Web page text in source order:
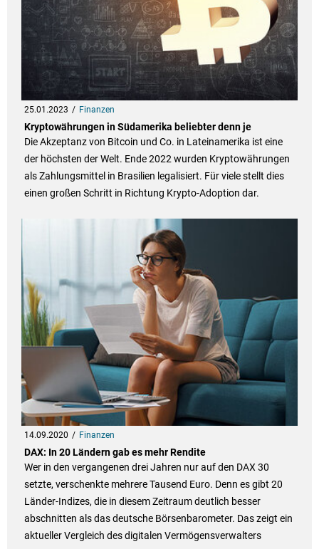
25.01.2023 Finanzen
Kryptowährungen in Südamerika beliebter denn je
Die Akzeptanz von Bitcoin und Co. in Lateinamerika ist eine
der höchsten der Welt. Ende 2022 wurden Kryptowährungen
als Zahlungsmittel in Brasilien legalisiert. Für viele stellt dies
einen großen Schritt in Richtung Krypto-Adoption dar.
14.09.2020 Finanzen
DAX: In 20 Ländern gab es mehr Rendite
Wer in den vergangenen drei Jahren nur auf den DAX 30
setzte, verschenkte mehrere Tausend Euro. Denn es gibt 20
Länder-Indizes, die in diesem Zeitraum deutlich besser
abschnitten als das deutsche Börsenbarometer. Das zeigt ein
aktueller Vergleich des digitalen Vermögensverwalters